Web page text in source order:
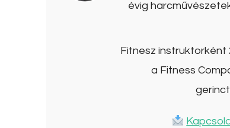
évig
Fitnesz
a Fitness